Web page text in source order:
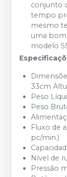
conjunto
tempo
mesmo
uma
modelo
33cm
Peso
Peso
Fluxo de
pc/min.)
Nível de
Pressão